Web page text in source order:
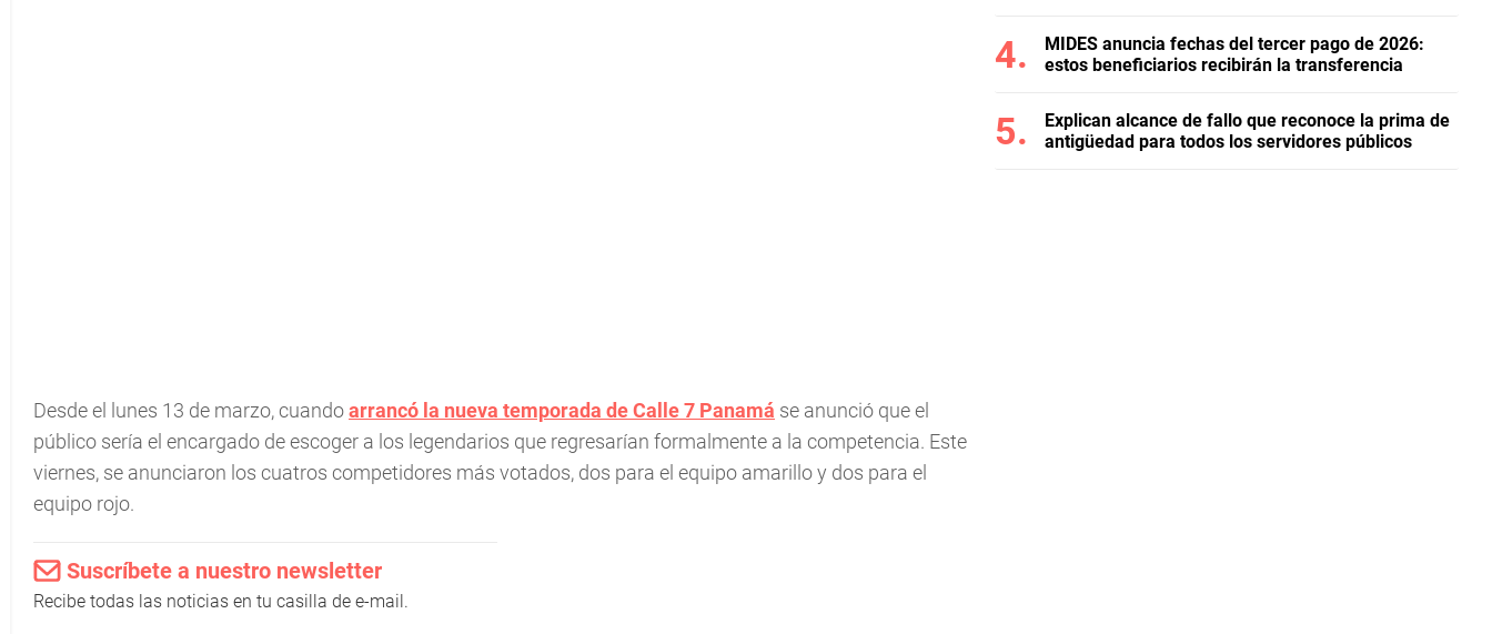
Desde el lunes 13 de marzo, cuandoarrancó la nueva temporada de Calle 7 Panamá se anunció que el
público sería el encargado de escoger a los legendarios que regresarían formalmente a la competencia. Este
viernes, se anunciaron los cuatros competidores más votados, dos para el equipo amarillo y dos para el
equipo rojo.
Suscríbete a nuestro newsletter
Recibe todas las noticias en tu casilla de e-mail.
MIDES anuncia fechas del tercer pago de 2026:
estos beneficiarios recibirán la transferencia
Explican alcance de fallo que reconoce la prima de
antigüedad para todos los servidores públicos